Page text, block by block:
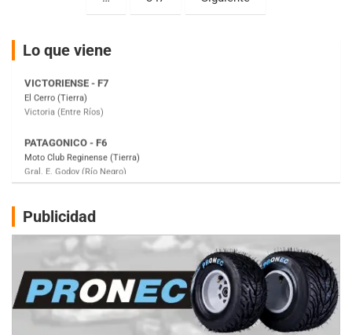
entradas
Lo que viene
El Cerro (Tierra)
Victoria (Entre Ríos)
PATAGONICO - F6
Moto Club Reginense (Tierra)
Gral. E. Godoy (Río Negro)
CSK - F7
Juventud Unida (Tierra)
Humboldt (Santa Fe)
Ciudad de Avellaneda (Asfalto)
Avellaneda (Santa Fe)
SUR SANTAFESINO - F4
José Samuel Sánchez (Tierra)
Rufino (Santa Fe)
Publicidad